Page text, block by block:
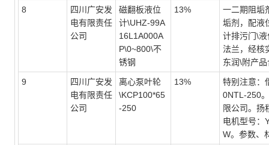
8
四川广安发
电有限责任
公司
磁翻板液位
计\UHZ-99A
16L1A000A
P\0~800\不
锈钢
13%
一二期阻垢
垢剂，配液
计排污门\
法兰，经核
东润\附产
9
四川广安发
电有限责任
公司
离心泵叶轮
\KCP100*65
-250
13%
特别注意：
0NTL-250
限公司。扬
电机型号：
W。参数、